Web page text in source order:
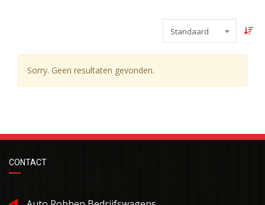
Standaard
Sorry. Geen resultaten gevonden.
CONTACT